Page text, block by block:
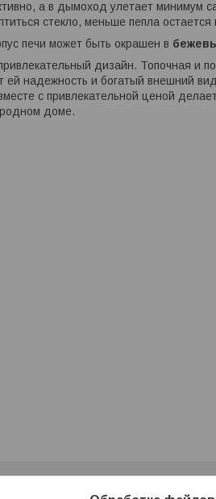
а в дымоход улетает минимум
стекло, меньше пепла
печи может быть окрашен в
дизайн. Топочная и
ей надежность и богатый внешний
с привлекательной ценой
доме.